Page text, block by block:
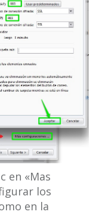
en «Mas
los
en la